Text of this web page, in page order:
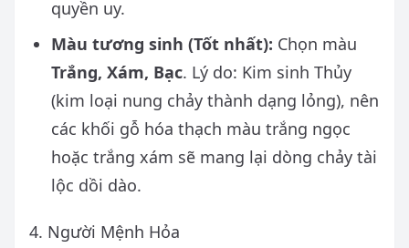
quyền uy.
Màu tương sinh (Tốt nhất): Chọn màu
Trắng, Xám, Bạc. Lý do: Kim sinh Thủy
(kim loại nung chảy thành dạng lỏng), nên
các khối gỗ hóa thạch màu trắng ngọc
hoặc trắng xám sẽ mang lại dòng chảy tài
lộc dồi dào.
4. Người Mệnh Hỏa